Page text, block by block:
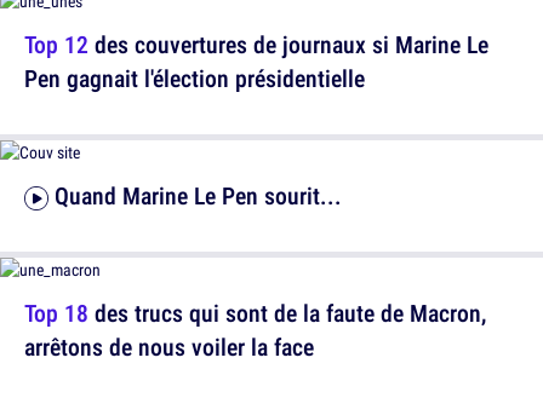
Top 12 des couvertures de journaux si Marine Le
Pen gagnait l'élection présidentielle
Top 18 des trucs qui sont de la faute de Macron,
arrêtons de nous voiler la face
Quand Marine Le Pen sourit...